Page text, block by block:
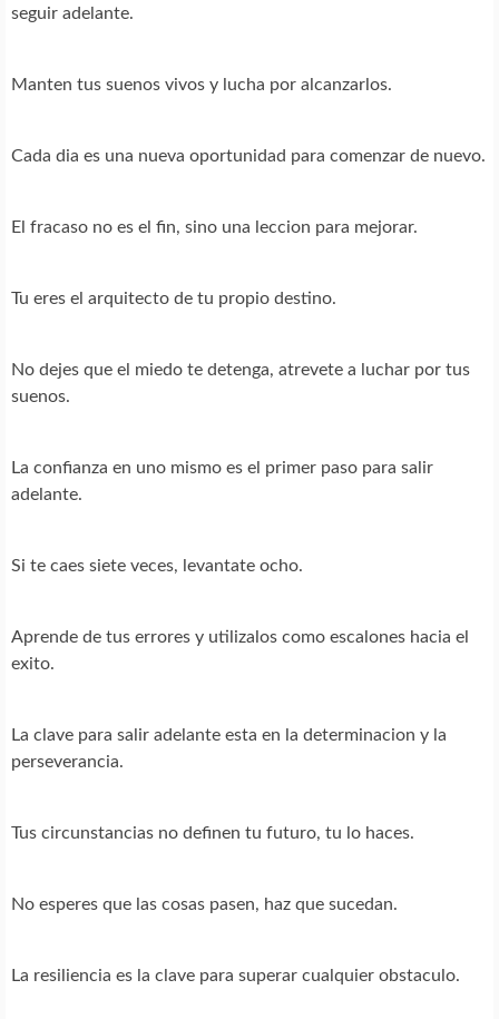
seguir adelante.
Manten tus suenos vivos y lucha por alcanzarlos.
Cada dia es una nueva oportunidad para comenzar de nuevo.
El fracaso no es el fin, sino una leccion para mejorar.
Tu eres el arquitecto de tu propio destino.
No dejes que el miedo te detenga, atrevete a luchar por tus
suenos.
La confianza en uno mismo es el primer paso para salir
adelante.
Si te caes siete veces, levantate ocho.
Aprende de tus errores y utilizalos como escalones hacia el
exito.
La clave para salir adelante esta en la determinacion y la
perseverancia.
Tus circunstancias no definen tu futuro, tu lo haces.
No esperes que las cosas pasen, haz que sucedan.
La resiliencia es la clave para superar cualquier obstaculo.